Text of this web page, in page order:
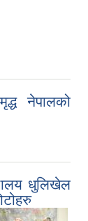
नेपालको
धुलिखेल